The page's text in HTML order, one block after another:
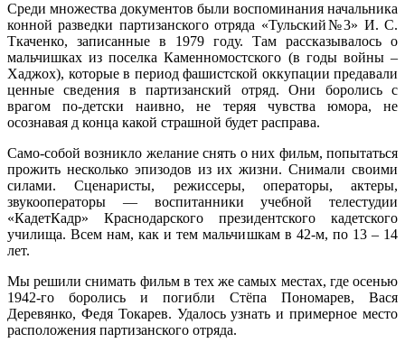
Среди множества документов были воспоминания начальника
конной разведки партизанского отряда «Тульский№3» И. С.
Ткаченко, записанные в 1979 году. Там рассказывалось о
мальчишках из поселка Каменномостского (в годы войны –
Хаджох), которые в период фашистской оккупации предавали
ценные сведения в партизанский отряд. Они боролись с
врагом по-детски наивно, не теряя чувства юмора, не
осознавая д конца какой страшной будет расправа.
Само-собой возникло желание снять о них фильм, попытаться
прожить несколько эпизодов из их жизни. Снимали своими
силами. Сценаристы, режиссеры, операторы, актеры,
звукооператоры — воспитанники учебной телестудии
«КадетКадр» Краснодарского президентского кадетского
училища. Всем нам, как и тем мальчишкам в 42-м, по 13 – 14
лет.
Мы решили снимать фильм в тех же самых местах, где осенью
1942-го боролись и погибли Стёпа Пономарев, Вася
Деревянко, Федя Токарев. Удалось узнать и примерное место
расположения партизанского отряда.